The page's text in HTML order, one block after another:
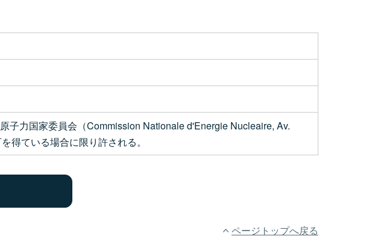
子力国家委員会（Commission Nationale d'Energie Nucleaire, Av.
得ている場合に限り許される。
ページトップへ戻る